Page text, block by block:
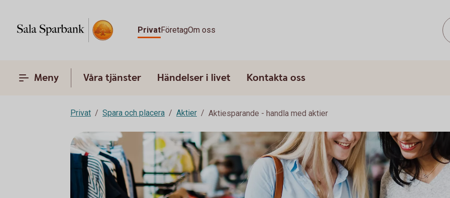
PrivatFöretagOm oss
Meny Våra tjänster Händelser i livet Kontakta oss
Privat Spara och placera Aktier Aktiesparande - handla med aktier